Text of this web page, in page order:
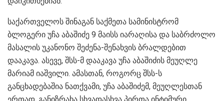
საქართველოს შინაგან საქმეთა სამინისტრომ
ბლოგერი უჩა აბაშიძე 9 მაისს იარაღისა და საბრძოლო
მასალის უკანონო შეძენა-შენახვის ბრალდებით
დააკავა. ასევე, შსს-მ დააკავა უჩა აბაშიძის მეუღლე
მარიამ იაშვილი. ამასთან, როგორც შსს-ს
განცხადებაშია ნათქვამი, უჩა აბაშიძემ, მეუღლესთან